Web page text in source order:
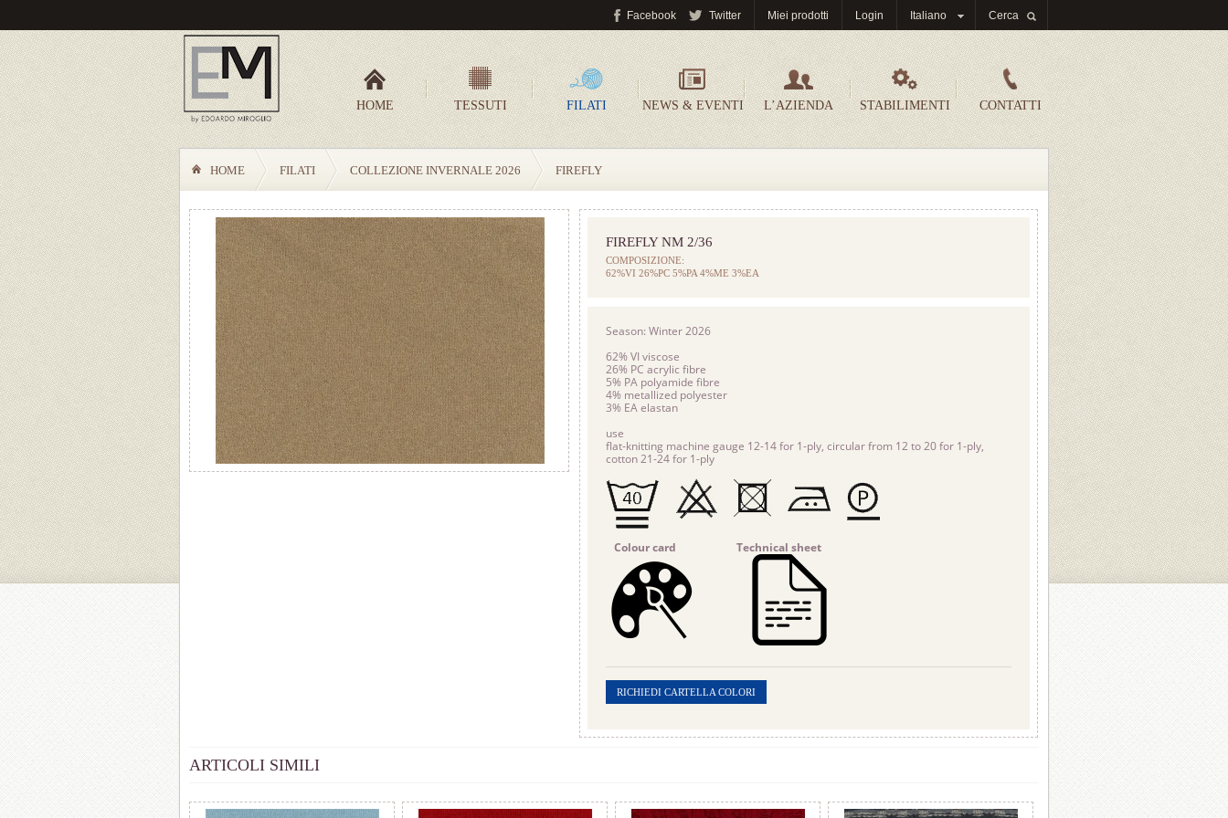
Cerca
Italiano
Login
Miei prodotti
Twitter
Facebook
HOME TESSUTI FILATI NEWS & EVENTI L’AZIENDA STABILIMENTI CONTATTI
HOME FILATI COLLEZIONE INVERNALE 2026 FIREFLY
FIREFLY NM 2/36
COMPOSIZIONE:
62%VI 26%PC 5%PA 4%ME 3%EA
Season: Winter 2026
62% VI viscose
26% PC acrylic fibre
5% PA polyamide fibre
4% metallized polyester
3% EA elastan
use
flat-knitting machine gauge 12-14 for 1-ply, circular from 12 to 20 for 1-ply,
cotton 21-24 for 1-ply
Colour card Technical sheet
RICHIEDI CARTELLA COLORI
ARTICOLI SIMILI